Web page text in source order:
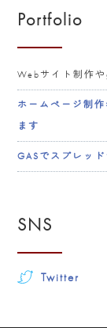
Portfolio
Webサイト制作
ホームページ制
ます
GASでスプレッ
SNS
Twitter